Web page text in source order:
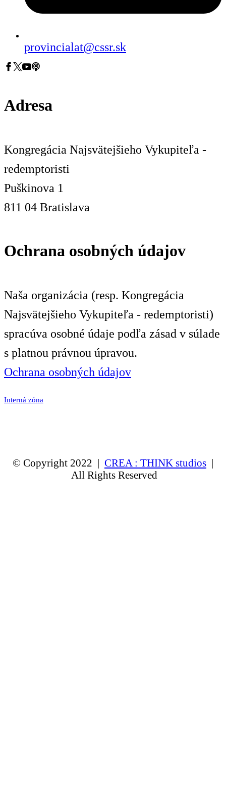
provincialat@cssr.sk
Adresa
Kongregácia Najsvätejšieho Vykupiteľa -
redemptoristi
Puškinova 1
811 04 Bratislava
Ochrana osobných údajov
Naša organizácia (resp. Kongregácia
Najsvätejšieho Vykupiteľa - redemptoristi)
spracúva osobné údaje podľa zásad v súlade
s platnou právnou úpravou.
Ochrana osobných údajov
Interná zóna
© Copyright 2022 | CREA : THINK studios |
All Rights Reserved